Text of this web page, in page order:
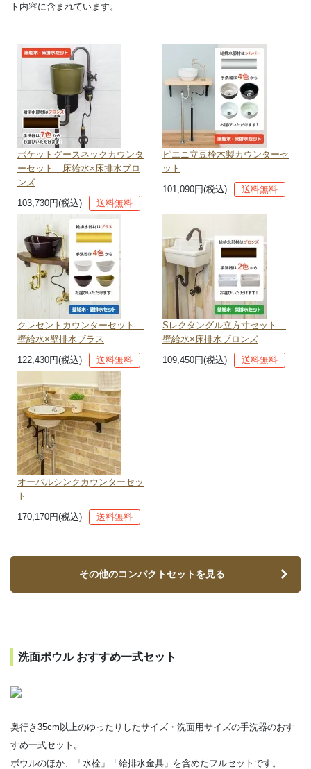
ト内容に含まれています。
ポケットグースネックカウンタ
ーセット 床給水×床排水ブロ
ンズ
103,730円(税込)
送料無料
ピエニ立豆栓木製カウンターセ
ット
101,090円(税込)
送料無料
クレセントカウンターセット
壁給水×壁排水ブラス
122,430円(税込)
送料無料
Sレクタングル立方寸セット
壁給水×床排水ブロンズ
109,450円(税込)
送料無料
オーバルシンクカウンターセッ
ト
170,170円(税込)
送料無料
その他のコンパクトセットを見る
洗面ボウル おすすめ一式セット
奥行き35cm以上のゆったりしたサイズ・洗面用サイズの手洗器のおす
すめ一式セット。
ボウルのほか、「水栓」「給排水金具」を含めたフルセットです。